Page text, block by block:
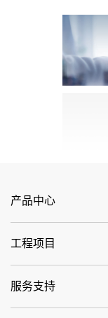
产品中心
工程项目
服务支持